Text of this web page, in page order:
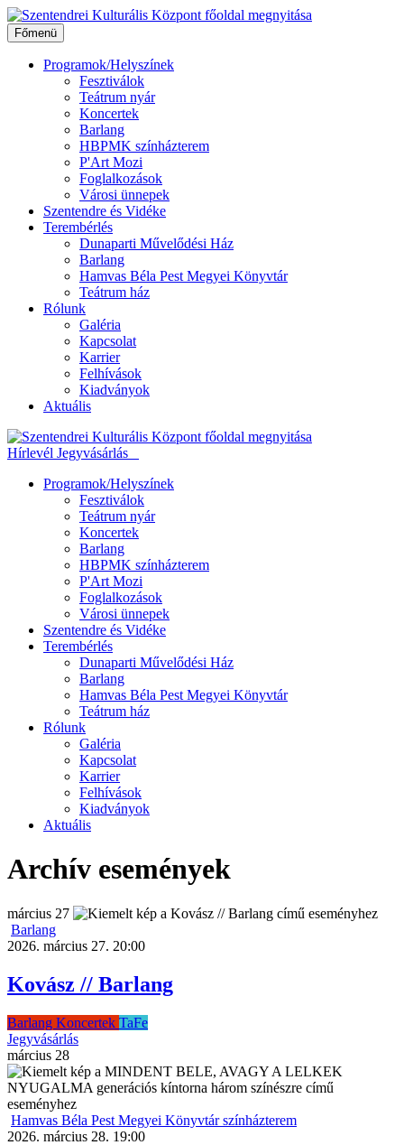
Ugrás
a
tartalomhoz
Főmenü
Programok/Helyszínek
Fesztiválok
Teátrum nyár
Koncertek
Barlang
HBPMK színházterem
P'Art Mozi
Foglalkozások
Városi ünnepek
Szentendre és Vidéke
Terembérlés
Dunaparti Művelődési Ház
Barlang
Hamvas Béla Pest Megyei Könyvtár
Teátrum ház
Rólunk
Galéria
Kapcsolat
Karrier
Felhívások
Kiadványok
Aktuális
Hírlevél Jegyvásárlás
Programok/Helyszínek
Fesztiválok
Teátrum nyár
Koncertek
Barlang
HBPMK színházterem
P'Art Mozi
Foglalkozások
Városi ünnepek
Szentendre és Vidéke
Terembérlés
Dunaparti Művelődési Ház
Barlang
Hamvas Béla Pest Megyei Könyvtár
Teátrum ház
Rólunk
Galéria
Kapcsolat
Karrier
Felhívások
Kiadványok
Aktuális
Archív események
március 27
Barlang
2026. március 27. 20:00
Kovász // Barlang
Barlang Koncertek TaFe
Jegyvásárlás
március 28
Hamvas Béla Pest Megyei Könyvtár színházterem
2026. március 28. 19:00